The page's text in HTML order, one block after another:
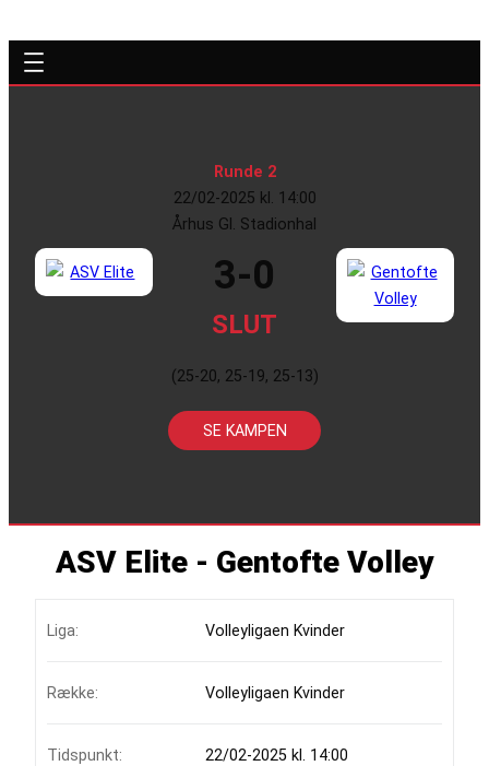
Runde 2
22/02-2025 kl. 14:00
Århus Gl. Stadionhal
3-0
SLUT
(25-20, 25-19, 25-13)
SE KAMPEN
ASV Elite - Gentofte Volley
Liga: Volleyligaen Kvinder
Række: Volleyligaen Kvinder
Tidspunkt: 22/02-2025 kl. 14:00